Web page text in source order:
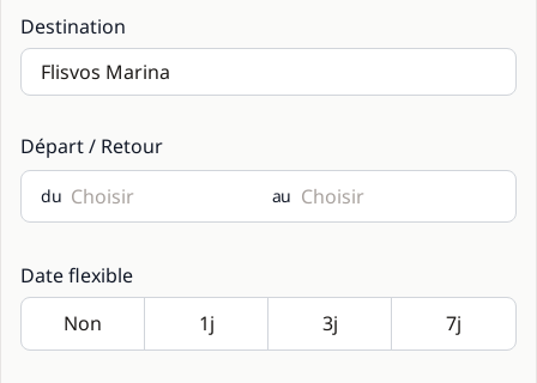
Destination
Départ / Retour
du au
Date flexible